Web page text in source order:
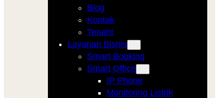
Blog
Kontak
Tenant
Layanan Bisnis
Smart Booking
Smart Office
IP Phone
Monitoring Listrik